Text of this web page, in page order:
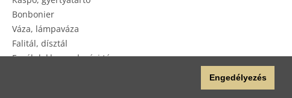
Engedélyezés
Bonbonier
Váza, lámpaváza
Falitál, dísztál
Egyéb lakberendezési tárgy